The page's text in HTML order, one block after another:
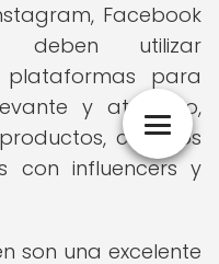
Facebook
deben utilizar
plataformas para
y atractivo,
consejos
con influencers y
son una excelente